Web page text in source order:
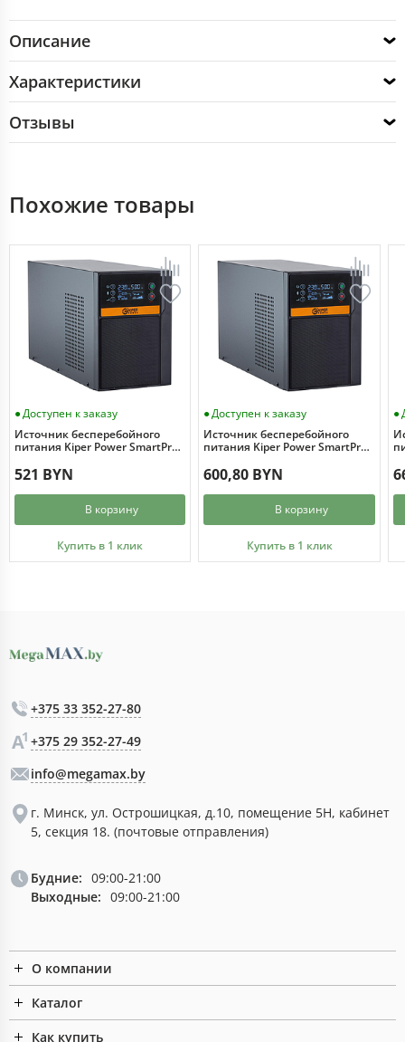
Описание
Характеристики
Отзывы
Похожие товары
Доступен к заказу
Источник бесперебойного
питания Kiper Power SmartPro
521 BYN
В корзину
Купить в 1 клик
Доступен к заказу
Источник бесперебойного
питания Kiper Power SmartPro
600,80 BYN
В корзину
Купить в 1 клик
+375 33 352-27-80
+375 29 352-27-49
info@megamax.by
г. Минск, ул. Острошицкая, д.10, помещение 5Н, кабинет
5, секция 18. (почтовые отправления)
Будние: 09:00-21:00
Выходные: 09:00-21:00
О компании
Каталог
Как купить